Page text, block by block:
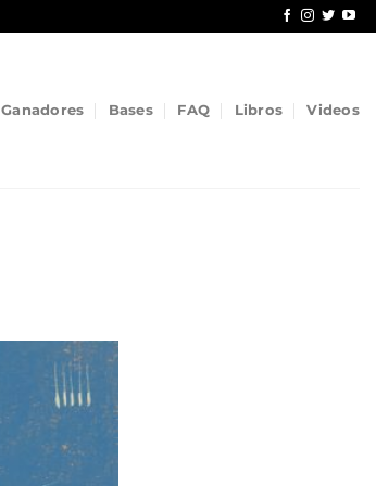
Ganadores Bases FAQ Libros Videos